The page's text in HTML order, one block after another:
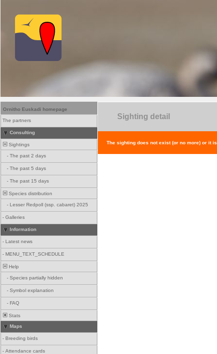
Ornitho Euskadi homepage
The partners
Consulting
Sightings
- The past 2 days
- The past 5 days
- The past 15 days
Species distribution
- Lesser Redpoll (ssp. cabaret) 2025
- Galleries
Information
- Latest news
- MENU_TEXT_SCHEDULE
Help
- Species partially hidden
- Symbol explanation
- FAQ
Stats
Maps
- Breeding birds
- Attendance cards
Sighting detail
The sighting does not exist (or no more) or it